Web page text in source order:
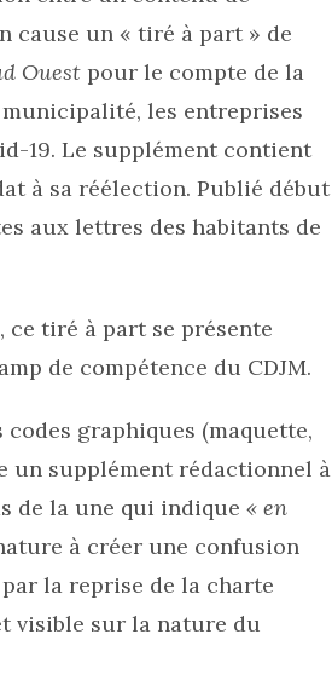
cause un « tiré à part » de
Ouest pour le compte de la
les entreprises
19. Le supplément contient
à sa réélection. Publié début
aux lettres des habitants de
ce tiré à part se présente
de compétence du CDJM.
graphiques (maquette,
un supplément rédactionnel à
de la une qui indique « en
à créer une confusion
la reprise de la charte
visible sur la nature du